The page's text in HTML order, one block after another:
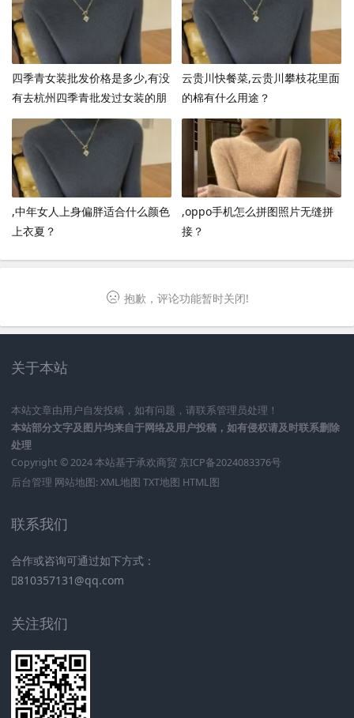
四季青女装批发价格是多少,有没
有去杭州四季青批发过女装的朋
友，哪家拿货比较便宜？
云贵川快餐菜,云贵川攀枝花里面
的棉有什么用途？
,中年女人上身偏胖适合什么颜色
上衣夏？
,oppo手机怎么拼图照片无缝拼
接？
抱歉，评论功能暂时关闭!
关于本站
本站文章由用户自发投稿，如有问题，请联系管理员处理！
本站部分文字及图片均来自于网络及用户投稿，如有侵权请及时联系删除
处理
Copyright © 2024 本站基于承欢商贸 京ICP备2024083376号
后台管理 网站地图: XML地图 TXT地图 HTML图
联系我们
合作或咨询可通过如下方式：
810357131@qq.com
关注我们